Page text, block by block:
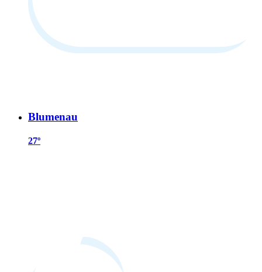
Blumenau
27º